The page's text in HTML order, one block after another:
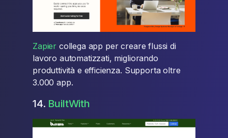
Zapier collega app per creare flussi di
lavoro automatizzati, migliorando
produttività e efficienza. Supporta oltre
3.000 app.
14. BuiltWith